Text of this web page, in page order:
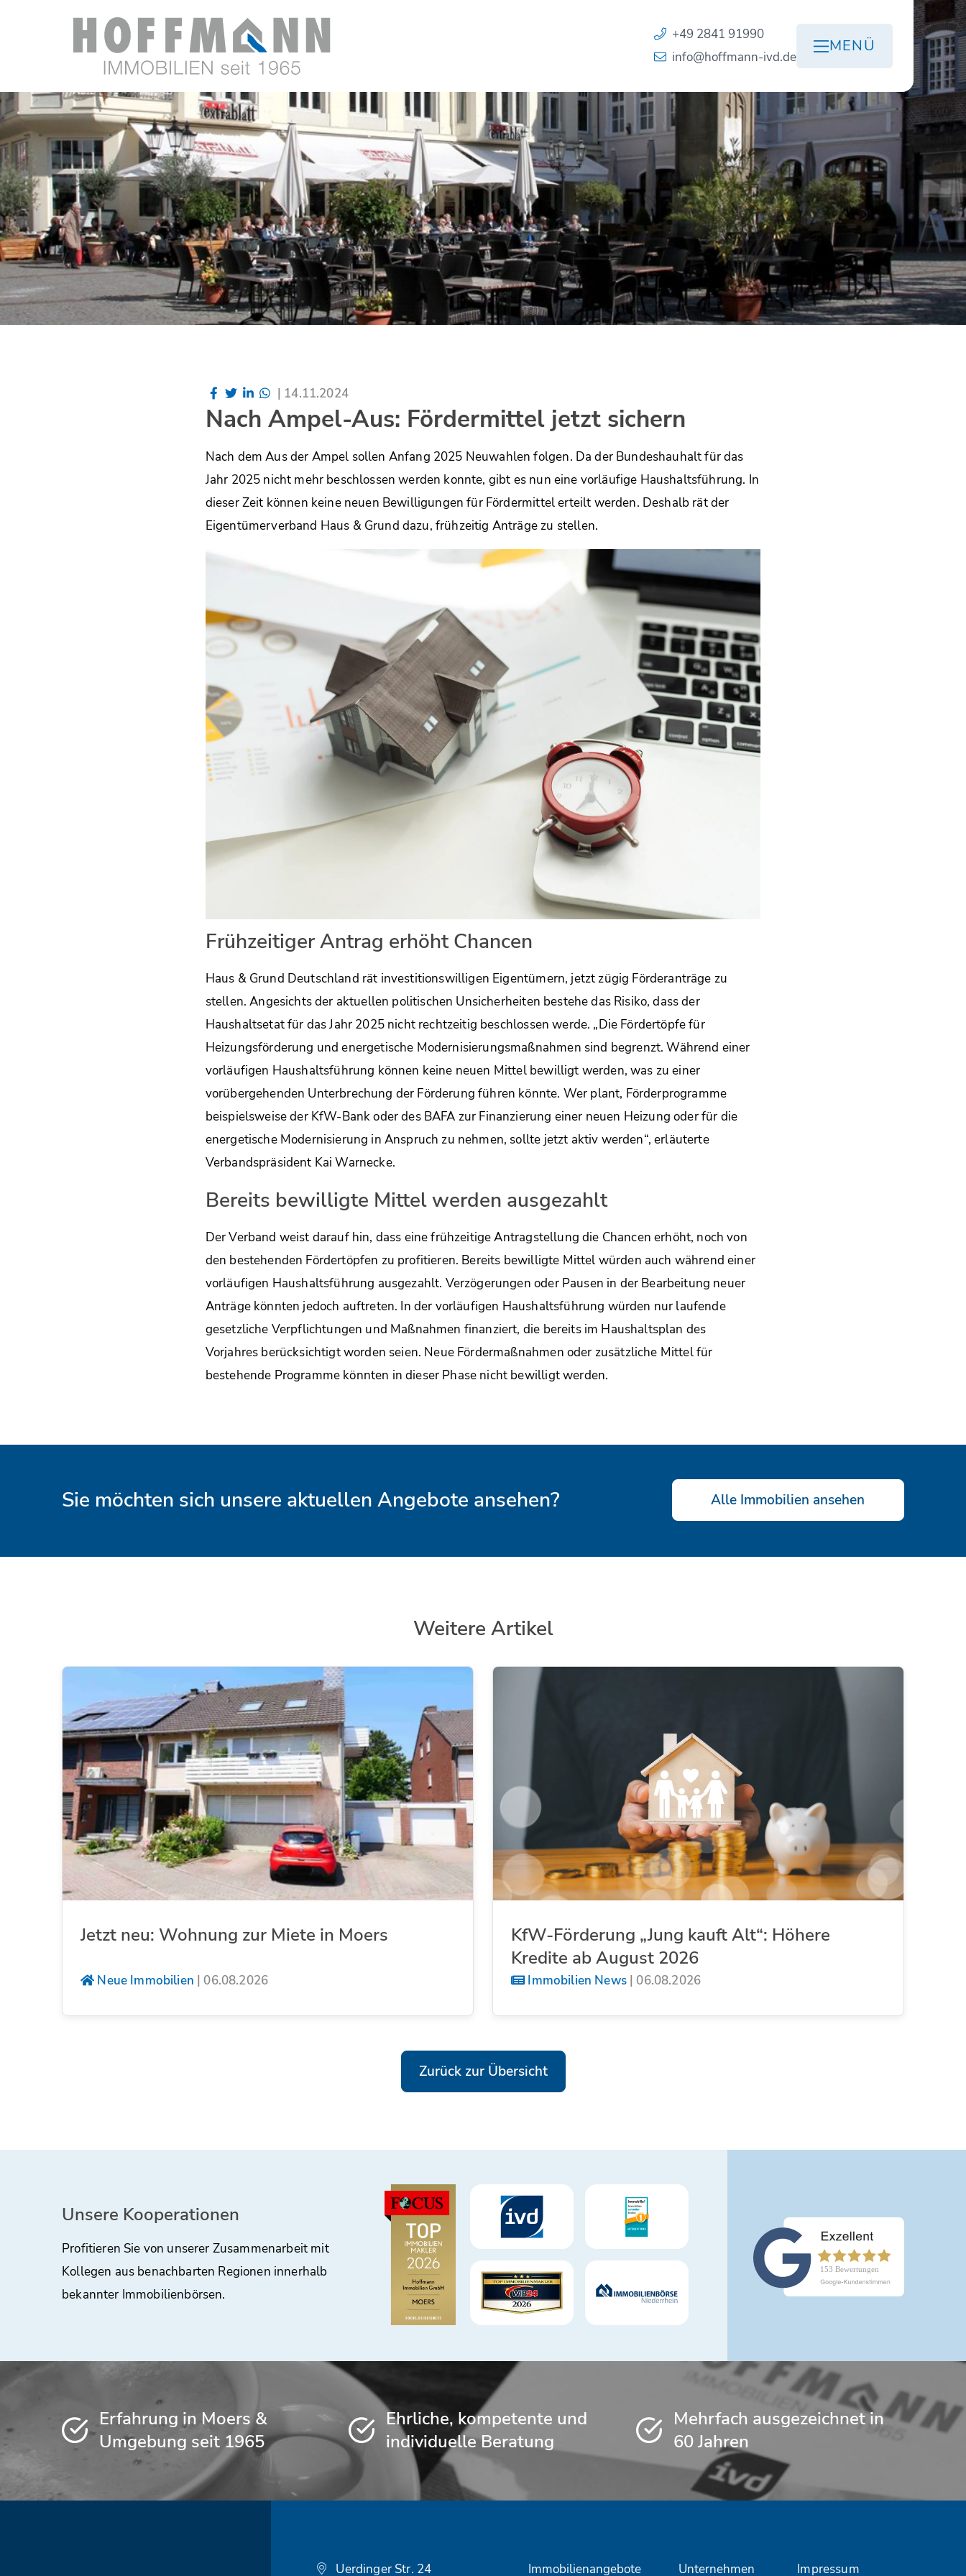
+49 2841 91990
info@hoffmann-ivd.de
MENÜ
| 14.11.2024
Nach Ampel-Aus: Fördermittel jetzt sichern
Nach dem Aus der Ampel sollen Anfang 2025 Neuwahlen folgen. Da der Bundeshauhalt für das
Jahr 2025 nicht mehr beschlossen werden konnte, gibt es nun eine vorläufige Haushaltsführung. In
dieser Zeit können keine neuen Bewilligungen für Fördermittel erteilt werden. Deshalb rät der
Eigentümerverband Haus & Grund dazu, frühzeitig Anträge zu stellen.
Frühzeitiger Antrag erhöht Chancen
Haus & Grund Deutschland rät investitionswilligen Eigentümern, jetzt zügig Förderanträge zu
stellen. Angesichts der aktuellen politischen Unsicherheiten bestehe das Risiko, dass der
Haushaltsetat für das Jahr 2025 nicht rechtzeitig beschlossen werde. „Die Fördertöpfe für
Heizungsförderung und energetische Modernisierungsmaßnahmen sind begrenzt. Während einer
vorläufigen Haushaltsführung können keine neuen Mittel bewilligt werden, was zu einer
vorübergehenden Unterbrechung der Förderung führen könnte. Wer plant, Förderprogramme
beispielsweise der KfW-Bank oder des BAFA zur Finanzierung einer neuen Heizung oder für die
energetische Modernisierung in Anspruch zu nehmen, sollte jetzt aktiv werden“, erläuterte
Verbandspräsident Kai Warnecke.
Bereits bewilligte Mittel werden ausgezahlt
Der Verband weist darauf hin, dass eine frühzeitige Antragstellung die Chancen erhöht, noch von
den bestehenden Fördertöpfen zu profitieren. Bereits bewilligte Mittel würden auch während einer
vorläufigen Haushaltsführung ausgezahlt. Verzögerungen oder Pausen in der Bearbeitung neuer
Anträge könnten jedoch auftreten. In der vorläufigen Haushaltsführung würden nur laufende
gesetzliche Verpflichtungen und Maßnahmen finanziert, die bereits im Haushaltsplan des
Vorjahres berücksichtigt worden seien. Neue Fördermaßnahmen oder zusätzliche Mittel für
bestehende Programme könnten in dieser Phase nicht bewilligt werden.
Sie möchten sich unsere aktuellen Angebote ansehen? Alle Immobilien ansehen
Weitere Artikel
Jetzt neu: Wohnung zur Miete in Moers
Neue Immobilien | 06.08.2026
KfW-Förderung „Jung kauft Alt“: Höhere
Kredite ab August 2026
Immobilien News| 06.08.2026
Zurück zur Übersicht
Unsere Kooperationen
Profitieren Sie von unserer Zusammenarbeit mit
Kollegen aus benachbarten Regionen innerhalb
bekannter Immobilienbörsen.
Erfahrung in Moers &
Umgebung seit 1965
Ehrliche, kompetente und
individuelle Beratung
Mehrfach ausgezeichnet in
60 Jahren
Uerdinger Str. 24 Immobilienangebote Unternehmen Impressum